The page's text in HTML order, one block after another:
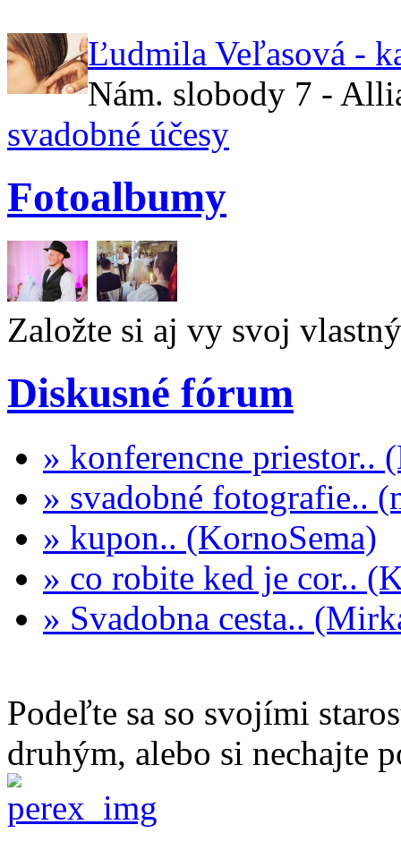
Ľudmila Veľasová -
Nám. slobody 7 -
svadobné účesy
Fotoalbumy
Založte si aj vy svoj
Diskusné fórum
» konferencne priestor..
» svadobné fotografie..
» kupon.. (KornoSema)
» co robite ked je cor..
» Svadobna cesta..
Podeľte sa so svojími
druhým, alebo si nechajte